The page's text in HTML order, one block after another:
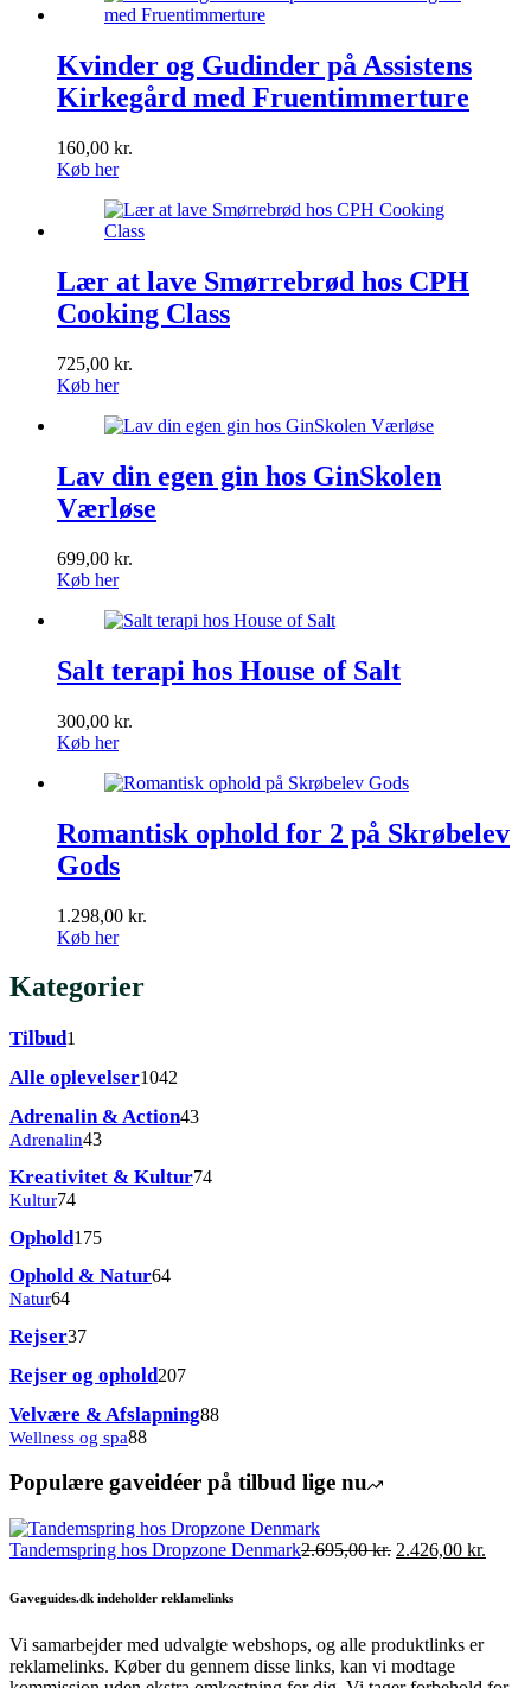
Kvinder og Gudinder på Assistens
Kirkegård med Fruentimmerture
160,00 kr.
Køb her
Lær at lave Smørrebrød hos CPH
Cooking Class
725,00 kr.
Køb her
Lav din egen gin hos GinSkolen
Værløse
699,00 kr.
Køb her
Salt terapi hos House of Salt
300,00 kr.
Køb her
Romantisk ophold for 2 på Skrøbelev
Gods
1.298,00 kr.
Køb her
Kategorier
Tilbud1
Alle oplevelser1042
Adrenalin & Action4343
Adrenalin4343
Kreativitet & Kultur7474
Kultur7474
Ophold175175
Ophold & Natur6464
Natur6464
Rejser3737
Rejser og ophold207207
Velvære & Afslapning8888
Wellness og spa8888
Populære gaveidéer på tilbud lige nu
Tandemspring hos Dropzone Denmark2.695,00kr. Den
2.695,00 kr..
2.426,00 kr.
Gaveguides.dk indeholder reklamelinks
Vi samarbejder med udvalgte webshops, og alle produktlinks er
reklamelinks. Køber du gennem disse links, kan vi modtage